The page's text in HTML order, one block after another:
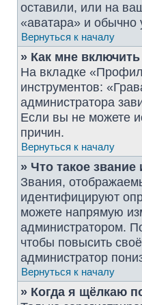
оставили, или на
«аватара» и обычно
Вернуться к началу
» Как мне
На вкладке
инструментов:
администратора
Если вы не можете
причин.
Вернуться к началу
» Что такое звание
Звания,
идентифицируют
можете напрямую
администратором.
чтобы повысить
администратор
Вернуться к началу
» Когда я щёлкаю